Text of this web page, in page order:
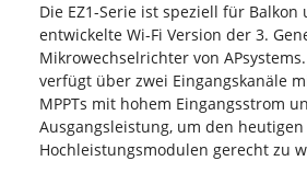
Die EZ1-Serie ist speziell für Balkon
entwickelte Wi-Fi Version der 3.
Mikrowechselrichter von
verfügt über zwei Eingangskanäle
MPPTs mit hohem Eingangsstrom
Ausgangsleistung, um den heutigen
Hochleistungsmodulen gerecht zu